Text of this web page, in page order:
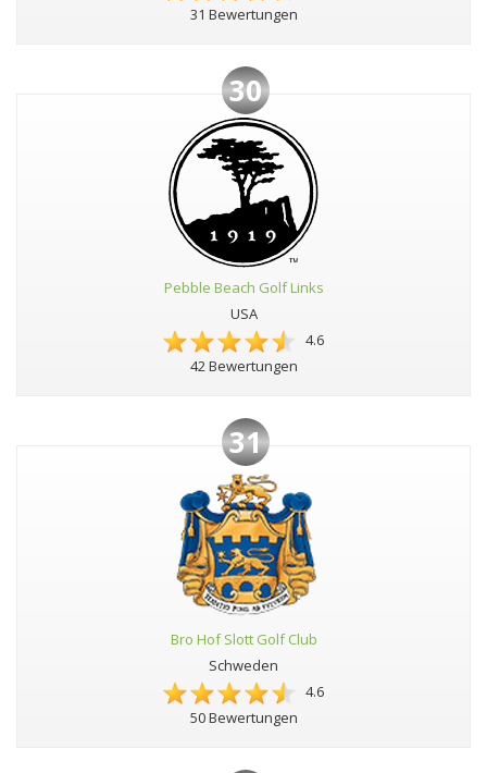
31 Bewertungen
30
Pebble Beach Golf Links
USA
4.6
42 Bewertungen
31
Bro Hof Slott Golf Club
Schweden
4.6
50 Bewertungen